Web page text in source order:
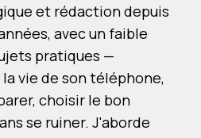
et rédaction depuis
avec un faible
pratiques —
vie de son téléphone,
choisir le bon
se ruiner. J'aborde